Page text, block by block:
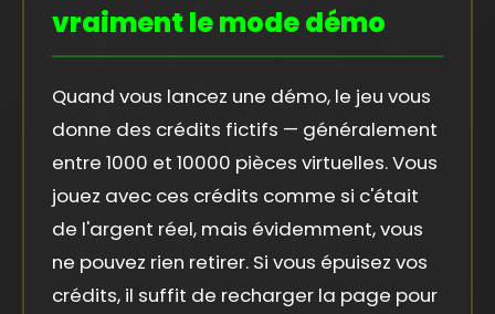
vraiment le mode démo
Quand vous lancez une démo, le jeu vous
donne des crédits fictifs — généralement
entre 1000 et 10000 pièces virtuelles. Vous
jouez avec ces crédits comme si c'était
de l'argent réel, mais évidemment, vous
ne pouvez rien retirer. Si vous épuisez vos
crédits, il suffit de recharger la page pour